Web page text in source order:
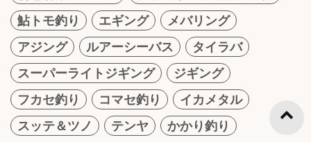
鮎トモ釣り
エギング
メバリング
アジング
ルアーシーバス
タイラバ
スーパーライトジギング
ジギング
フカセ釣り
コマセ釣り
イカメタル
スッテ＆ツノ
テンヤ かかり釣り